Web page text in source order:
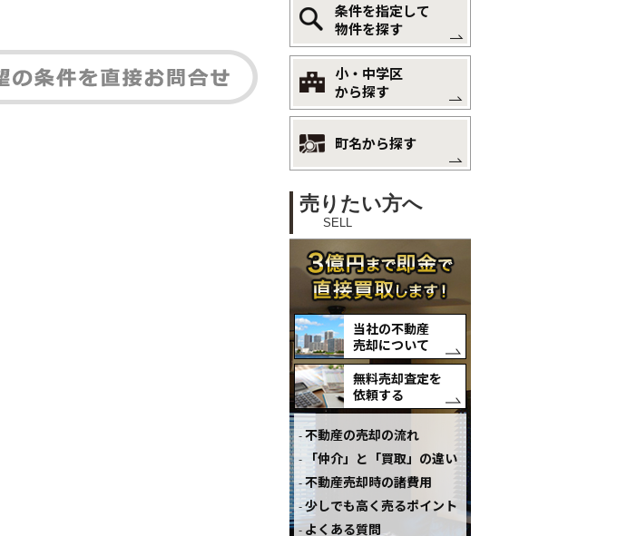
条件を指定して
物件を探す
小・中学区
から探す
町名から探す
売りたい方へ
SELL
当社の不動産
売却について
無料売却査定を
依頼する
不動産の売却の流れ
「仲介」と「買取」の違い
不動産売却時の諸費用
少しでも高く売るポイント
よくある質問